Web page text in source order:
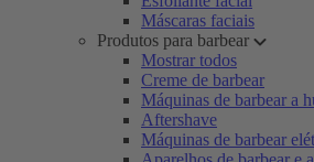
Máscaras faciais
Produtos para barbear
Mostrar todos
Creme de barbear
Máquinas de barbear a
Aftershave
Máquinas de barbear